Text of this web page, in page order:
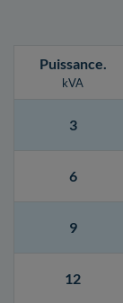
Puissance.
kVA
3
6
9
12